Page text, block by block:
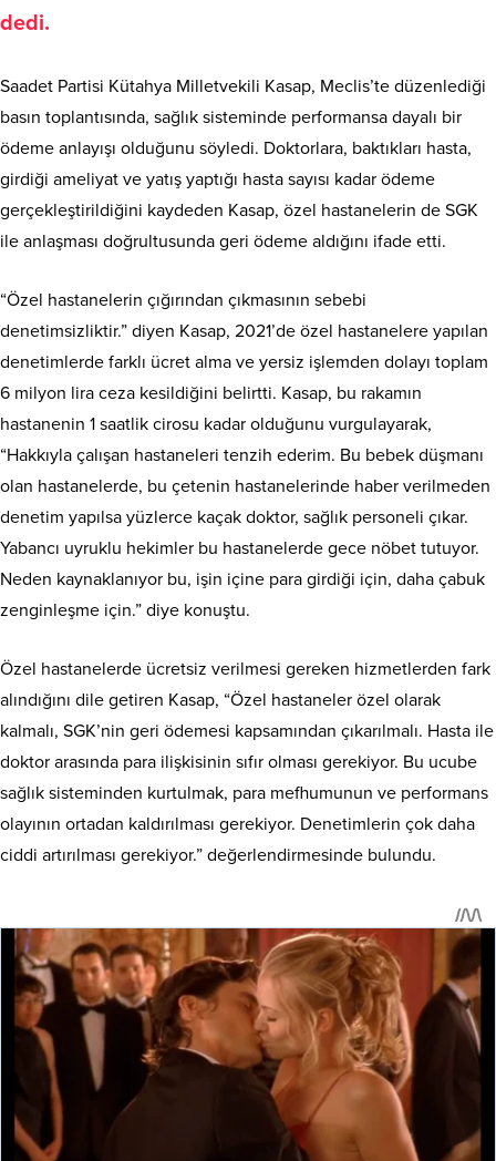
dedi.
Saadet Partisi Kütahya Milletvekili Kasap, Meclis’te düzenlediği
basın toplantısında, sağlık sisteminde performansa dayalı bir
ödeme anlayışı olduğunu söyledi. Doktorlara, baktıkları hasta,
girdiği ameliyat ve yatış yaptığı hasta sayısı kadar ödeme
gerçekleştirildiğini kaydeden Kasap, özel hastanelerin de SGK
ile anlaşması doğrultusunda geri ödeme aldığını ifade etti.
“Özel hastanelerin çığırından çıkmasının sebebi
denetimsizliktir.” diyen Kasap, 2021’de özel hastanelere yapılan
denetimlerde farklı ücret alma ve yersiz işlemden dolayı toplam
6 milyon lira ceza kesildiğini belirtti. Kasap, bu rakamın
hastanenin 1 saatlik cirosu kadar olduğunu vurgulayarak,
“Hakkıyla çalışan hastaneleri tenzih ederim. Bu bebek düşmanı
olan hastanelerde, bu çetenin hastanelerinde haber verilmeden
denetim yapılsa yüzlerce kaçak doktor, sağlık personeli çıkar.
Yabancı uyruklu hekimler bu hastanelerde gece nöbet tutuyor.
Neden kaynaklanıyor bu, işin içine para girdiği için, daha çabuk
zenginleşme için.” diye konuştu.
Özel hastanelerde ücretsiz verilmesi gereken hizmetlerden fark
alındığını dile getiren Kasap, “Özel hastaneler özel olarak
kalmalı, SGK’nin geri ödemesi kapsamından çıkarılmalı. Hasta ile
doktor arasında para ilişkisinin sıfır olması gerekiyor. Bu ucube
sağlık sisteminden kurtulmak, para mefhumunun ve performans
olayının ortadan kaldırılması gerekiyor. Denetimlerin çok daha
ciddi artırılması gerekiyor.” değerlendirmesinde bulundu.